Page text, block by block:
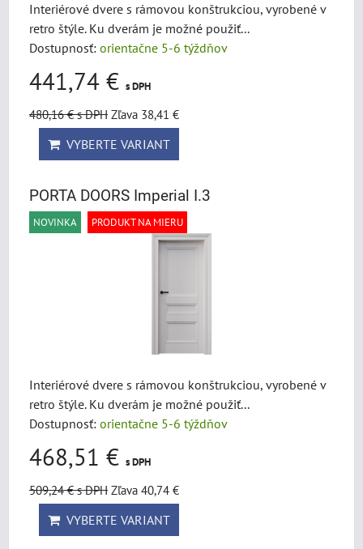
Interiérové dvere s rámovou konštrukciou, vyrobené v
retro štýle. Ku dverám je možné použiť...
Dostupnosť: orientačne 5-6 týždňov
441,74 € s DPH
480,16 €s DPH Zľava 38,41 €
VYBERTE VARIANT
PORTA DOORS Imperial I.3
NOVINKA PRODUKT NA MIERU
Interiérové dvere s rámovou konštrukciou, vyrobené v
retro štýle. Ku dverám je možné použiť...
Dostupnosť: orientačne 5-6 týždňov
468,51 € s DPH
509,24 €s DPH Zľava 40,74 €
VYBERTE VARIANT